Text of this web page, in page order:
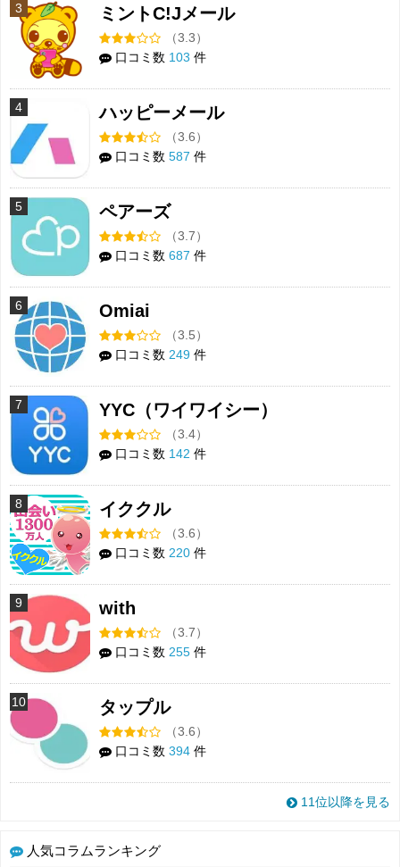
3 ミントC!Jメール
（3.3）
口コミ数 103 件
4 ハッピーメール
（3.6）
口コミ数 587 件
5 ペアーズ
（3.7）
口コミ数 687 件
6 Omiai
（3.5）
口コミ数 249 件
7 YYC（ワイワイシー）
（3.4）
口コミ数 142 件
8 イククル
（3.6）
口コミ数 220 件
9 with
（3.7）
口コミ数 255 件
10 タップル
（3.6）
口コミ数 394 件
11位以降を見る
人気コラムランキング